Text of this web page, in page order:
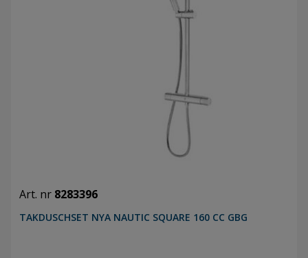
Art. nr 8283396
TAKDUSCHSET NYA NAUTIC SQUARE 160 CC GBG